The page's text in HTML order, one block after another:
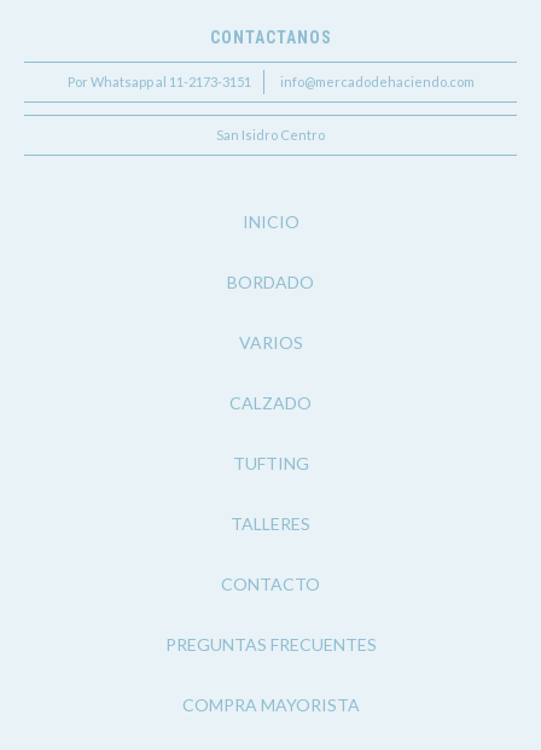
CONTACTANOS
Por Whatsapp al 11-2173-3151 info@mercadodehaciendo.com
San Isidro Centro
INICIO
BORDADO
VARIOS
CALZADO
TUFTING
TALLERES
CONTACTO
PREGUNTAS FRECUENTES
COMPRA MAYORISTA